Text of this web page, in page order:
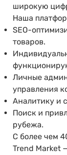
широкую
Наша
SEO-
товаров.
Личные
управления
Аналитику и
Поиск и
рубежа.
С более чем
Trend Market